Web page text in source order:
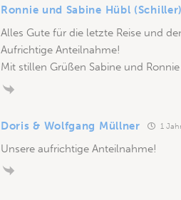
Ronnie und Sabine Hübl
Alles Gute für die letzte Reise und
Aufrichtige Anteilnahme!
Mit stillen Grüßen Sabine und
Doris & Wolfgang Müllner 1
Unsere aufrichtige Anteilnahme!